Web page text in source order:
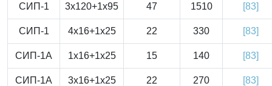
СИП-1 3x120+1x95 47 1510 [83]
СИП-1 4x16+1x25 22 330 [83]
СИП-1А 1x16+1x25 15 140 [83]
СИП-1А 3x16+1x25 22 270 [83]